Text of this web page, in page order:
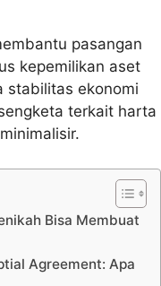
pasangan
kepemilikan aset
stabilitas ekonomi
terkait harta
Bisa Membuat
Agreement: Apa